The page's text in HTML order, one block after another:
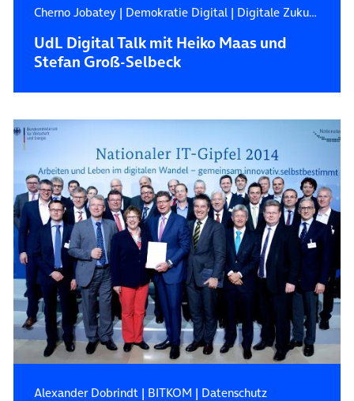
Cherno Jobatey| Demokratie Digital| Digitale Zukunft
UdL Digital Talk mit Heiko Maas und
Stefan Groß-Selbeck
Alexander Dobrindt| BITKOM | Datenschutz